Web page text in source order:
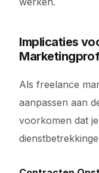
Implicaties
Als freelance
aanpassen aan
voorkomen dat